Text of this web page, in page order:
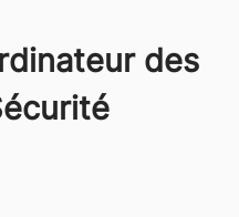
des